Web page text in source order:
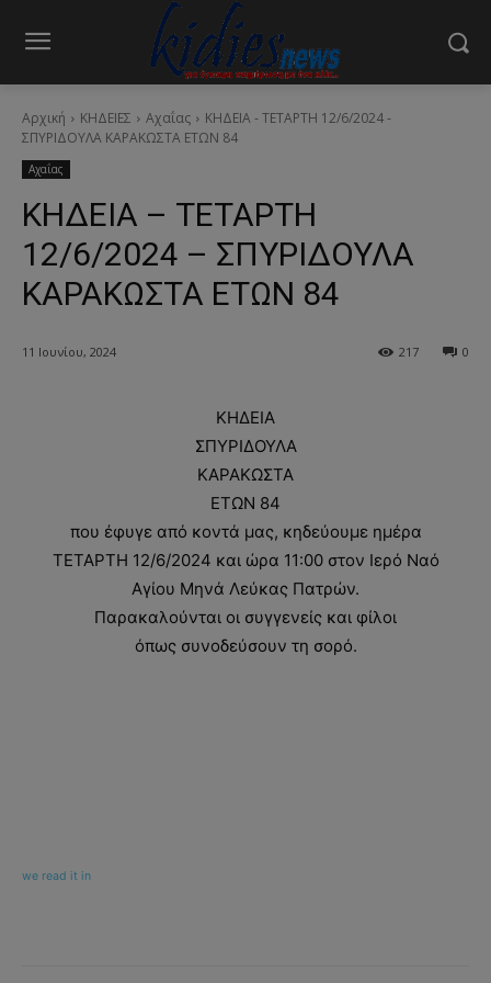
Αρχική ΚΗΔΕΙΕΣ Αχαΐας
ΚΗΔΕΙΑ - ΤΕΤΑΡΤΗ 12/6/2024 -
ΣΠΥΡΙΔΟΥΛΑ ΚΑΡΑΚΩΣΤΑ ΕΤΩΝ 84
Αχαΐας
ΚΗΔΕΙΑ – ΤΕΤΑΡΤΗ
12/6/2024 – ΣΠΥΡΙΔΟΥΛΑ
ΚΑΡΑΚΩΣΤΑ ΕΤΩΝ 84
11 Ιουνίου, 2024 0
217
ΚΗΔΕΙΑ
ΣΠΥΡΙΔΟΥΛΑ
ΚΑΡΑΚΩΣΤΑ
ΕΤΩΝ 84
που έφυγε από κοντά μας, κηδεύουμε ημέρα
ΤΕΤΑΡΤΗ 12/6/2024 και ώρα 11:00 στον Ιερό Ναό
Αγίου Μηνά Λεύκας Πατρών.
Παρακαλούνται οι συγγενείς και φίλοι
όπως συνοδεύσουν τη σορό.
we read it in